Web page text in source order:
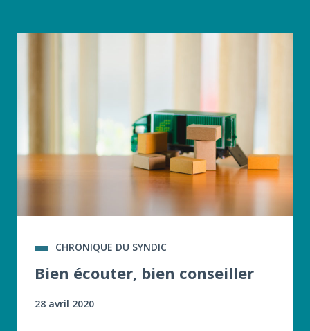
CHRONIQUE DU SYNDIC
Bien écouter, bien conseiller
28 avril 2020